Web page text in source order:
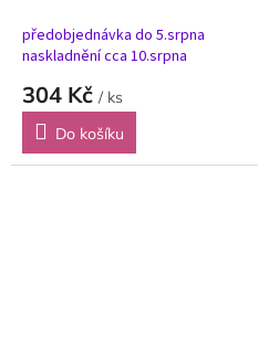
předobjednávka do 5.srpna
naskladnění cca 10.srpna
304 Kč / ks
Do košíku